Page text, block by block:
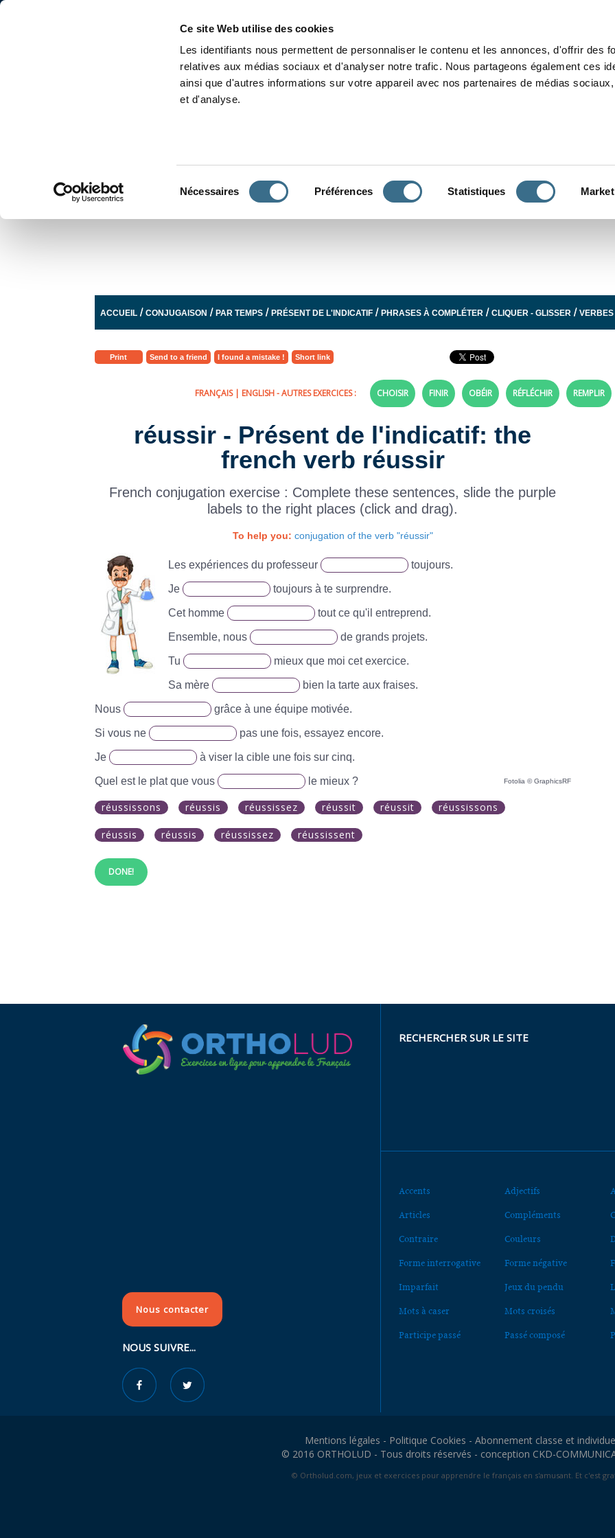
Ce site Web utilise des cookies
Les identifiants nous permettent de personnaliser le contenu et les annonces, d'offrir des
relatives aux médias sociaux et d'analyser notre trafic. Nous partageons également ces
ainsi que d'autres informations sur votre appareil avec nos partenaires de médias
et d'analyse.
Nécessaires Préférences Statistiques
ACCUEIL /CONJUGAISON /PAR TEMPS /PRÉSENT DE L'INDICATIF /PHRASES À COMPLÉTER /CLIQUER - GLISSER /
Print Send to a friend I found a mistake ! Short link
FRANÇAIS| ENGLISH- AUTRES EXERCICES : CHOISIR FINIR OBÉIR RÉFLÉCHIR REMPLIR
réussir - Présent de l'indicatif: the
french verb réussir
French conjugation exercise : Complete these sentences, slide the purple
labels to the right places (click and drag).
To help you: conjugation of the verb "réussir"
Les expériences du professeur toujours.
Je toujours à te surprendre.
Cet homme tout ce qu'il entreprend.
Ensemble, nous de grands projets.
Tu mieux que moi cet exercice.
Sa mère bien la tarte aux fraises.
Nous grâce à une équipe motivée.
Si vous ne pas une fois, essayez encore.
Je à viser la cible une fois sur cinq.
Quel est le plat que vous le mieux ? Fotolia © GraphicsRF
réussissons réussis réussissez réussit réussit réussissons
réussis réussis réussissez réussissent
DONE!
Nous contacter
NOUS SUIVRE...
RECHERCHER SUR LE SITE
Accents Adjectifs
Articles Compléments
Contraire Couleurs
Forme interrogative Forme négative
Imparfait Jeux du pendu
Mots à caser Mots croisés
Participe passé Passé composé
Mentions légales - Politique Cookies - Abonnement classe et
© 2016 ORTHOLUD - Tous droits réservés - conception CKD-
© Ortholud.com, jeux et exercices pour apprendre le français en s'amusant. Et c'est